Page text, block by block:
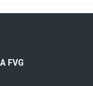
FVG